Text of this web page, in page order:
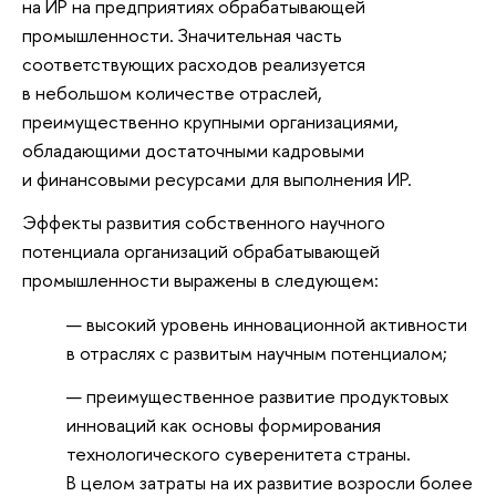
на ИР на предприятиях обрабатывающей
промышленности. Значительная часть
соответствующих расходов реализуется
в небольшом количестве отраслей,
преимущественно крупными организациями,
обладающими достаточными кадровыми
и финансовыми ресурсами для выполнения ИР.
Эффекты развития собственного научного
потенциала организаций обрабатывающей
промышленности выражены в следующем:
высокий уровень инновационной активности
в отраслях с развитым научным потенциалом;
преимущественное развитие продуктовых
инноваций как основы формирования
технологического суверенитета страны.
В целом затраты на их развитие возросли более